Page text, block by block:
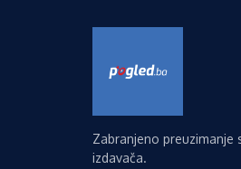
Zabranjeno preuzimanje
izdavača.